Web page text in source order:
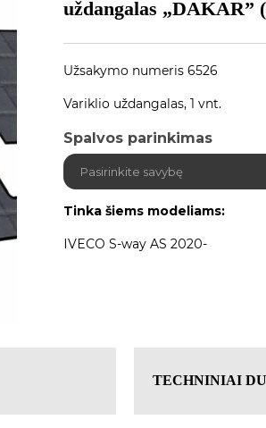
uždangalas „DAKAR”
Užsakymo numeris 6526
Variklio uždangalas, 1 vnt.
Spalvos parinkimas
Tinka šiems modeliams:
IVECO S-way AS 2020-
TECHNINIAI